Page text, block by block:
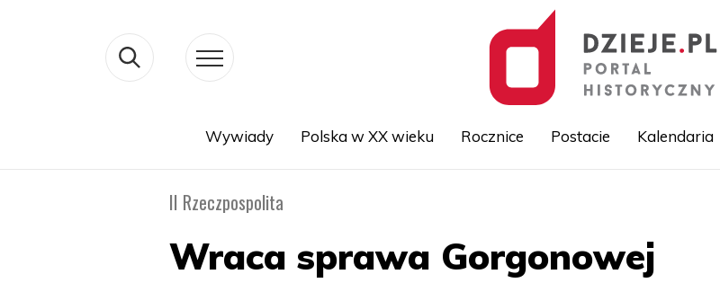
Wywiady Polska w XX wieku Rocznice Postacie Kalendaria
II Rzeczpospolita
Wraca sprawa Gorgonowej